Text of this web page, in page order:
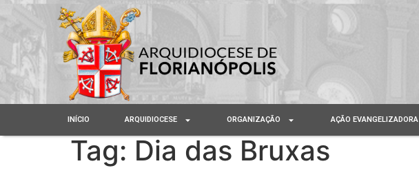
INÍCIO ARQUIDIOCESE ORGANIZAÇÃO AÇÃO EVANGELIZADORA
Tag: Dia das Bruxas